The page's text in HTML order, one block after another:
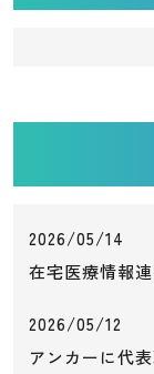
2026/05/14
在宅医療情報
2026/05/12
アンカーに代